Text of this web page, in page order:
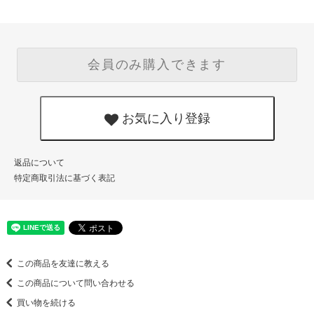
会員のみ購入できます
お気に入り登録
返品について
特定商取引法に基づく表記
この商品を友達に教える
この商品について問い合わせる
買い物を続ける